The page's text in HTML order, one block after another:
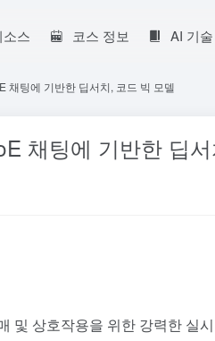
스 코스 정보 AI 기
채팅에 기반한 딥서치, 코드 빅 모델
채팅에 기반한 딥
및 상호작용을 위한 강력한 실